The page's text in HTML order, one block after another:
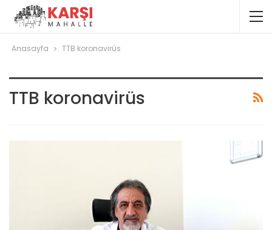
Anasayfa TTB koronavirüs
TTB koronavirüs